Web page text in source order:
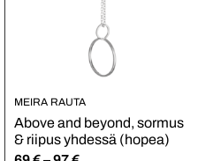
MEIRA RAUTA
Above and beyond, sormus
& riipus yhdessä (hopea)